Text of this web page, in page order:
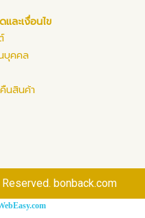
ละเงื่อนไข
บุคคล
นสินค้า
bonback.com